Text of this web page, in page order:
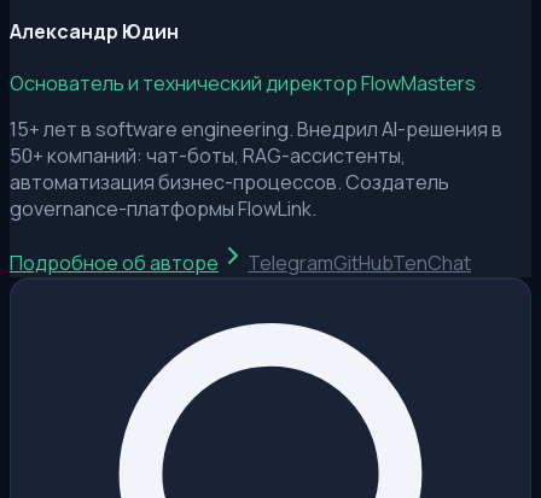
Александр Юдин
Основатель и технический директор FlowMasters
15+ лет в software engineering. Внедрил AI-решения в
50+ компаний: чат-боты, RAG-ассистенты,
автоматизация бизнес-процессов. Создатель
governance-платформы FlowLink.
Подробное об авторе TelegramGitHubTenChat